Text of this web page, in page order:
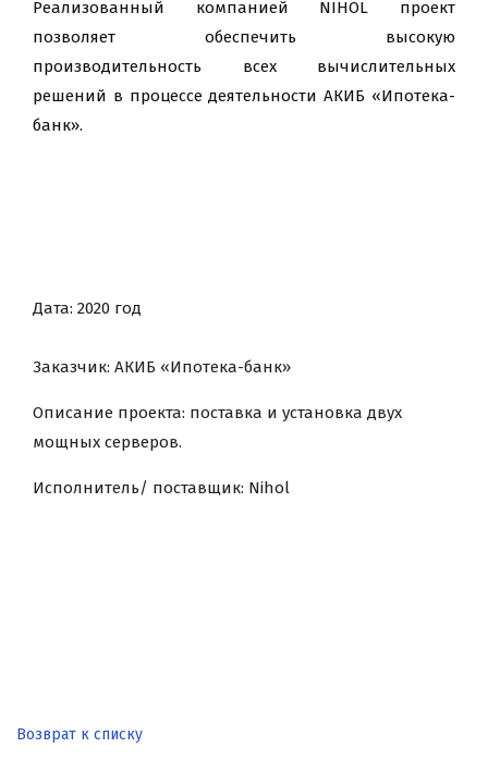
Реализованный компанией NIHOL
проект
позволяет обеспечить высокую
производительность всех вычислительных
решений в процессе деятельностиАКИБ «Ипотека-
банк».
Дата: 2020 год
Заказчик: АКИБ «Ипотека-банк»
Описание проекта: поставка и установка двух
мощных серверов.
Исполнитель/ поставщик: Nihol
Возврат к списку